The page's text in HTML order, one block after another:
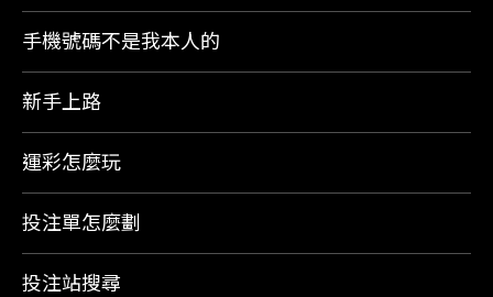
手機號碼不是我本人的
新手上路
運彩怎麼玩
投注單怎麼劃
投注站搜尋